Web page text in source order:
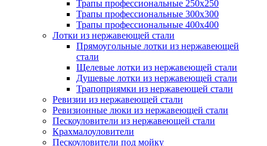
Трапы профессиональные 250х250
Трапы профессиональные 300х300
Трапы профессиональные 400х400
Лотки из нержавеющей стали
Прямоугольные лотки из нержавеющей
стали
Щелевые лотки из нержавеющей стали
Душевые лотки из нержавеющей стали
Трапоприямки из нержавеющей стали
Ревизии из нержавеющей стали
Ревизионные люки из нержавеющей стали
Пескоуловители из нержавеющей стали
Крахмалоуловители
Пескоуловители под мойку